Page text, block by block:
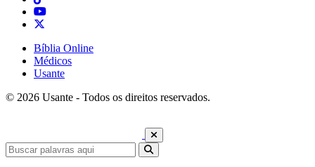
Bíblia Online
Médicos
Usante
© 2026 Usante - Todos os direitos reservados.